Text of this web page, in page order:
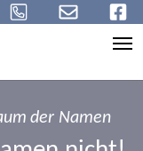
der Namen